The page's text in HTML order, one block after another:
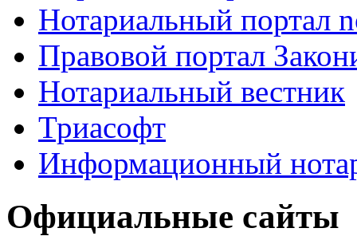
Нотариальный портал
Правовой портал
Нотариальный вестник
Триасофт
Информационный
Официальные сайты